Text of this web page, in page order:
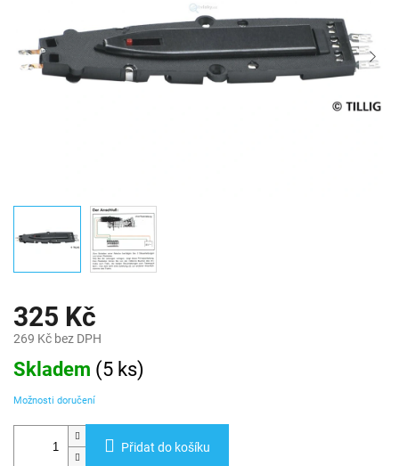
325 Kč
269 Kč bez DPH
Měrná
cena:
Skladem (5 ks)
Možnosti doručení
Přidat do košíku